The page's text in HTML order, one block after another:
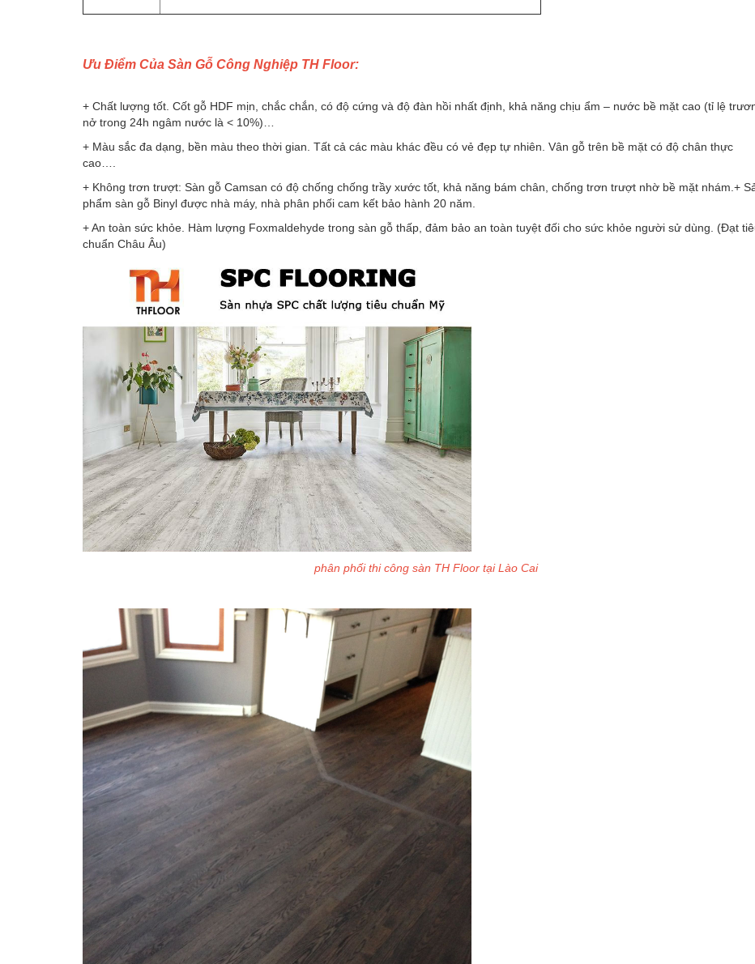
Ưu Điểm Của Sàn Gỗ Công Nghiệp TH Floor:
+ Chất lượng tốt. Cốt gỗ HDF mịn, chắc chắn, có độ cứng và độ đàn hồi nhất định, khả năng chịu ẩm – nước bề mặt cao (tỉ lệ
nở trong 24h ngâm nước là < 10%)…
+ Màu sắc đa dạng, bền màu theo thời gian. Tất cả các màu khác đều có vẻ đẹp tự nhiên. Vân gỗ trên bề mặt có độ chân thực
cao….
+ Không trơn trượt: Sàn gỗ Camsan có độ chống chống trầy xước tốt, khả năng bám chân, chống trơn trượt nhờ bề mặt nhám.+
phẩm sàn gỗ Binyl được nhà máy, nhà phân phối cam kết bảo hành 20 năm.
+ An toàn sức khỏe. Hàm lượng Foxmaldehyde trong sàn gỗ thấp, đảm bảo an toàn tuyệt đối cho sức khỏe người sử dùng. (Đạt
chuẩn Châu Âu)
phân phối thi công sàn TH Floor tại Lào Cai